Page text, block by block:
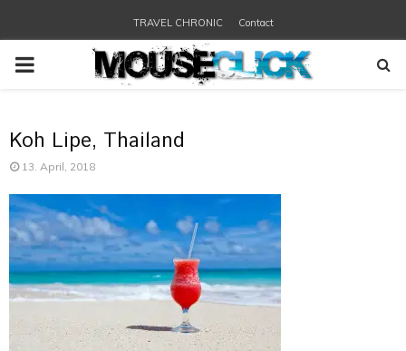
TRAVEL CHRONIC Contact
PRIMARY
Koh Lipe, Thailand
13. April, 2018